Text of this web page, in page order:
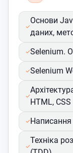
Основи
даних,
Selenium.
Selenium
HTML, CSS
Написання
Техніка